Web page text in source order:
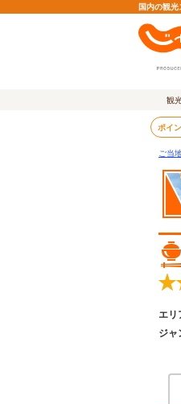
国内の観
観
ポイ
ご当
エリ
ジャ